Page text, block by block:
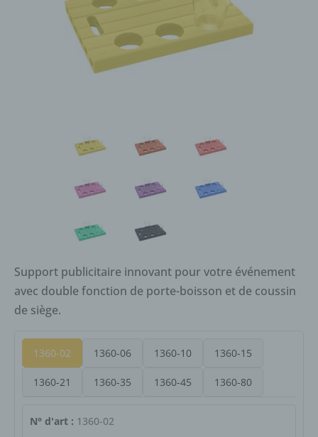
Support publicitaire innovant pour votre événement
avec double fonction de porte-boisson et de coussin
de siège.
1360-02 1360-06 1360-10 1360-15
1360-21 1360-35 1360-45 1360-80
N° d'art : 1360-02